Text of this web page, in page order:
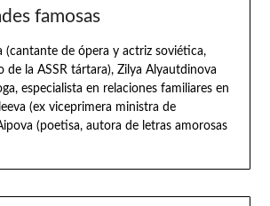
famosas
(cantante de ópera y actriz soviética,
de la ASSR tártara), Zilya Alyautdinova
especialista en relaciones familiares en
(ex viceprimera ministra de
(poetisa, autora de letras amorosas